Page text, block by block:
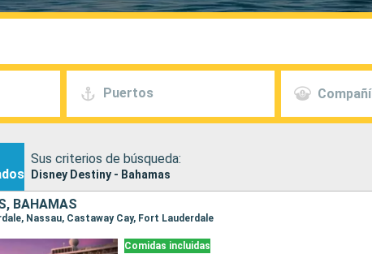
Puertos
Sus criterios de búsqueda:
Disney Destiny - Bahamas
BAHAMAS
Nassau, Castaway Cay, Fort Lauderdale
Comidas incluidas